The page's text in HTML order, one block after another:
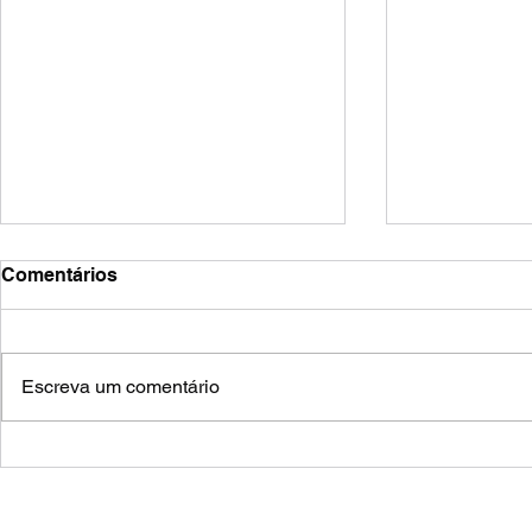
zoozve
frestas
Comentários
Escreva um comentário